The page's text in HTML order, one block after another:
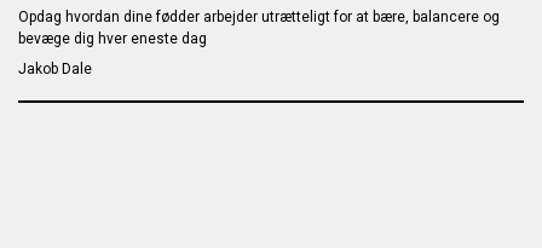
Opdag hvordan dine fødder arbejder utrætteligt for at bære, balancere og
bevæge dig hver eneste dag
Jakob Dale